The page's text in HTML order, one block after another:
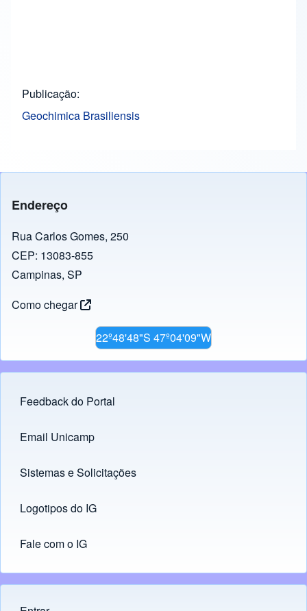
Publicação
Geochimica Brasiliensis
Endereço
Rua Carlos Gomes, 250
CEP: 13083-855
Campinas, SP
Como chegar
22º48'48"S 47º04'09"W
Footer menu
Feedback do Portal
Links
Email Unicamp
(opens in new tab)
Sistemas e Solicitações
(opens in new tab)
Logotipos do IG
(opens in new tab)
Fale com o IG